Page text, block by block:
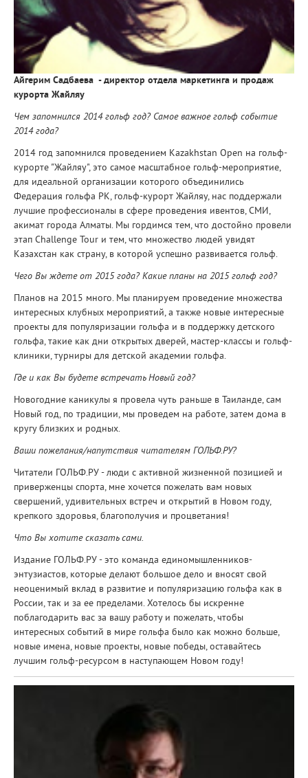
Айгерим Садбаева - директор отдела маркетинга и продаж
курорта Жайляу
Чем запомнился 2014 гольф год? Самое важное гольф событие
2014 года?
2014 год запомнился проведением Kazakhstan Open на гольф-
курорте "Жайляу", это самое масштабное гольф-мероприятие,
для идеальной организации которого объединились
Федерация гольфа РК, гольф-курорт Жайляу, нас поддержали
лучшие профессионалы в сфере проведения ивентов, СМИ,
акимат города Алматы. Мы гордимся тем, что достойно провели
этап Challenge Tour и тем, что множество людей увидят
Казахстан как страну, в которой успешно развивается гольф.
Чего Вы ждете от 2015 года? Какие планы на 2015 гольф год?
Планов на 2015 много. Мы планируем проведение множества
интересных клубных мероприятий, а также новые интересные
проекты для популяризации гольфа и в поддержку детского
гольфа, такие как дни открытых дверей, мастер-классы и гольф-
клиники, турниры для детской академии гольфа.
Где и как Вы будете встречать Новый год?
Новогодние каникулы я провела чуть раньше в Таиланде, сам
Новый год, по традиции, мы проведем на работе, затем дома в
кругу близких и родных.
Ваши пожелания/напутствия читателям ГОЛЬФ.РУ?
Читатели ГОЛЬФ.РУ - люди с активной жизненной позицией и
приверженцы спорта, мне хочется пожелать вам новых
свершений, удивительных встреч и открытий в Новом году,
крепкого здоровья, благополучия и процветания!
Что Вы хотите сказать сами.
Издание ГОЛЬФ.РУ - это команда единомышленников-
энтузиастов, которые делают большое дело и вносят свой
неоценимый вклад в развитие и популяризацию гольфа как в
России, так и за ее пределами. Хотелось бы искренне
поблагодарить вас за вашу работу и пожелать, чтобы
интересных событий в мире гольфа было как можно больше,
новые имена, новые проекты, новые победы, оставайтесь
лучшим гольф-ресурсом в наступающем Новом году!